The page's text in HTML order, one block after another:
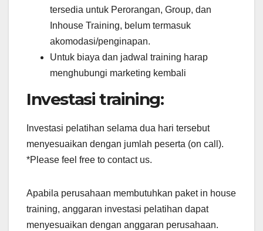
tersedia untuk Perorangan, Group, dan
Inhouse Training, belum termasuk
akomodasi/penginapan.
Untuk biaya dan jadwal training harap
menghubungi marketing kembali
Investasi training:
Investasi pelatihan selama dua hari tersebut
menyesuaikan dengan jumlah peserta (on call).
*Please feel free to contact us.
Apabila perusahaan membutuhkan paket in house
training, anggaran investasi pelatihan dapat
menyesuaikan dengan anggaran perusahaan.